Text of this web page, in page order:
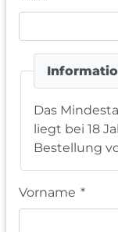
Das
liegt bei 18
Bestellung
Vorname *